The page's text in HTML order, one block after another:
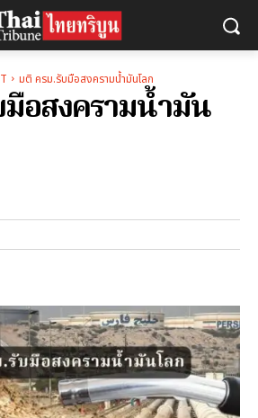
มติ ครม.รับมือสงครามน้ำมันโลก
อสงครามน้ำมัน